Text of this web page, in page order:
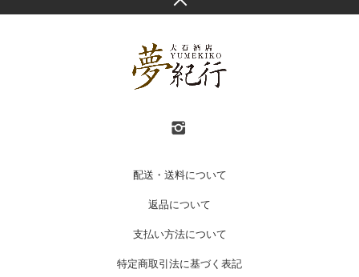
配送・送料について
返品について
支払い方法について
特定商取引法に基づく表記